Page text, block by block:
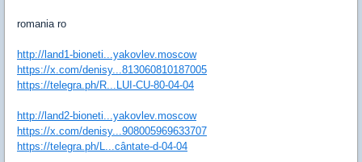
romania ro
http://land1-bioneti...yakovlev.moscow
https://x.com/denisy...813060810187005
https://telegra.ph/R...LUI-CU-80-04-04
http://land2-bioneti...yakovlev.moscow
https://x.com/denisy...908005969633707
https://telegra.ph/L...cântate-d-04-04